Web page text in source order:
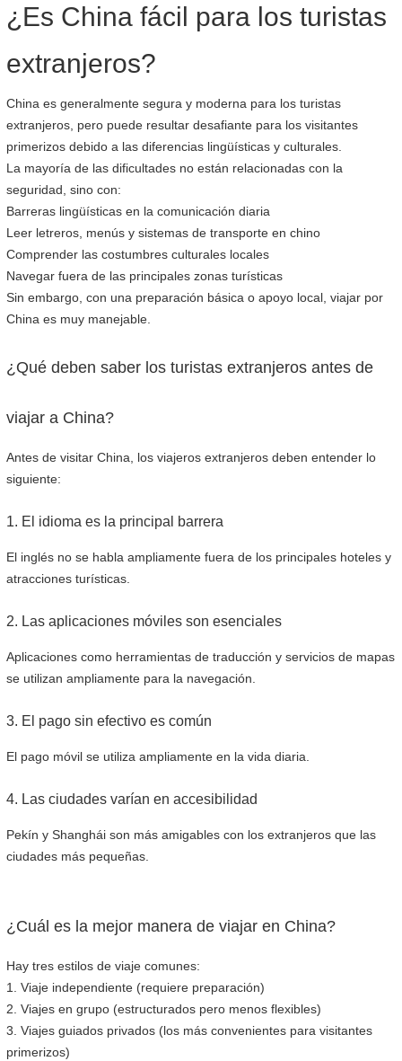
¿Es China fácil para los turistas
extranjeros?
China es generalmente segura y moderna para los turistas
extranjeros, pero puede resultar desafiante para los visitantes
primerizos debido a las diferencias lingüísticas y culturales.
La mayoría de las dificultades no están relacionadas con la
seguridad, sino con:
Barreras lingüísticas en la comunicación diaria
Leer letreros, menús y sistemas de transporte en chino
Comprender las costumbres culturales locales
Navegar fuera de las principales zonas turísticas
Sin embargo, con una preparación básica o apoyo local, viajar por
China es muy manejable.
¿Qué deben saber los turistas extranjeros antes de
viajar a China?
Antes de visitar China, los viajeros extranjeros deben entender lo
siguiente:
1. El idioma es la principal barrera
El inglés no se habla ampliamente fuera de los principales hoteles y
atracciones turísticas.
2. Las aplicaciones móviles son esenciales
Aplicaciones como herramientas de traducción y servicios de mapas
se utilizan ampliamente para la navegación.
3. El pago sin efectivo es común
El pago móvil se utiliza ampliamente en la vida diaria.
4. Las ciudades varían en accesibilidad
Pekín y Shanghái son más amigables con los extranjeros que las
ciudades más pequeñas.
¿Cuál es la mejor manera de viajar en China?
Hay tres estilos de viaje comunes:
1. Viaje independiente (requiere preparación)
2. Viajes en grupo (estructurados pero menos flexibles)
3. Viajes guiados privados (los más convenientes para visitantes
primerizos)